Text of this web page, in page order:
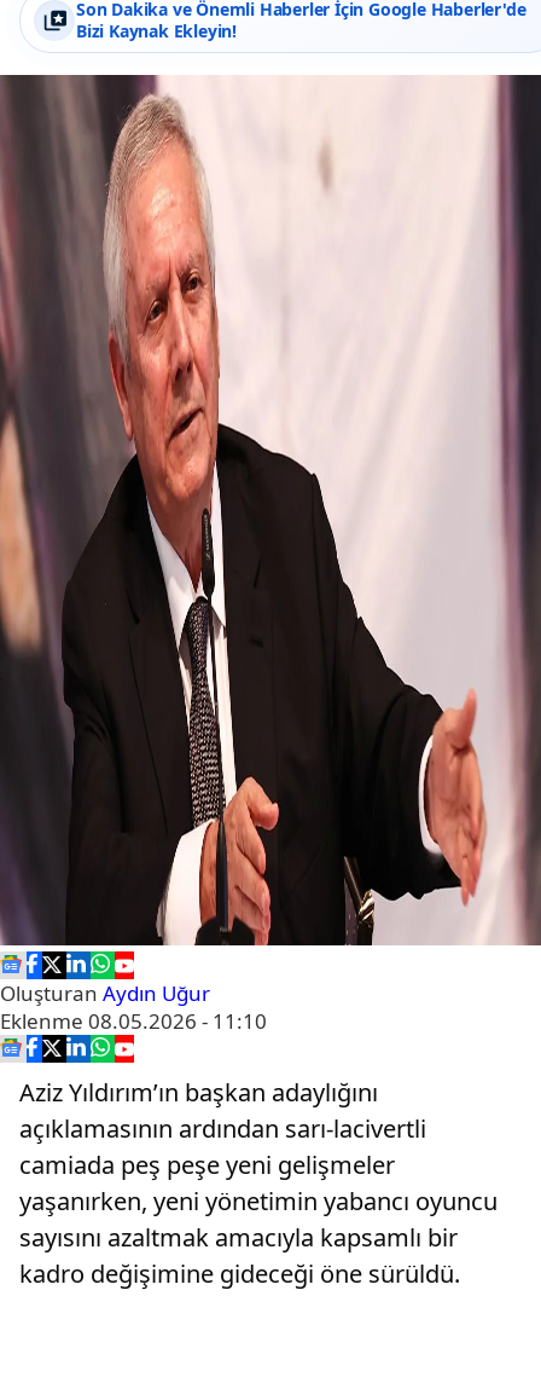
Son Dakika ve Önemli Haberler İçin Google Haberler'de
Bizi Kaynak Ekleyin!
Oluşturan Aydın Uğur
Eklenme 08.05.2026 - 11:10
Aziz Yıldırım’ın başkan adaylığını
açıklamasının ardından sarı-lacivertli
camiada peş peşe yeni gelişmeler
yaşanırken, yeni yönetimin yabancı oyuncu
sayısını azaltmak amacıyla kapsamlı bir
kadro değişimine gideceği öne sürüldü.